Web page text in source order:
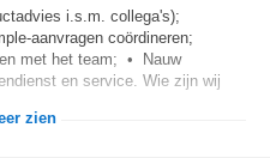
i.s.m. collega's);
aanvragen coördineren;
met het team; • Nauw
en service. Wie zijn wij
zien